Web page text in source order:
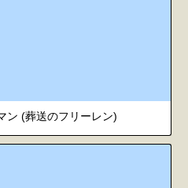
ン (葬送のフリーレン)